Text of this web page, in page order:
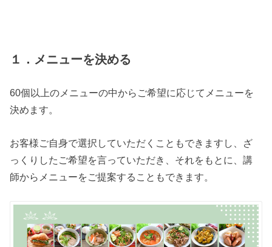
１．メニューを決める
60個以上のメニューの中からご希望に応じてメニューを
決めます。
お客様ご自身で選択していただくこともできますし、ざ
っくりしたご希望を言っていただき、それをもとに、講
師からメニューをご提案することもできます。